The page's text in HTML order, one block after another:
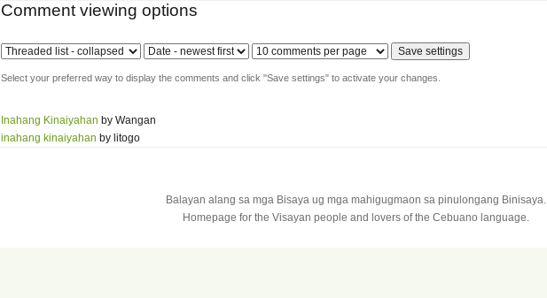
Comment viewing options
Select your preferred way to display the comments and click "Save settings" to activate your changes.
Inahang Kinaiyahan by Wangan
inahang kinaiyahan by litogo
Balayan alang sa mga Bisaya ug mga mahigugmaon sa pinulongang Binisaya.
Homepage for the Visayan people and lovers of the Cebuano language.